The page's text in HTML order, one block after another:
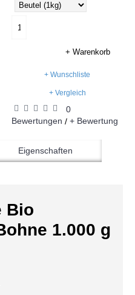
+ Warenkorb
+ Wunschliste
+ Vergleich
0
Bewertungen / + Bewertung
Eigenschaften
Bio
1.000 g